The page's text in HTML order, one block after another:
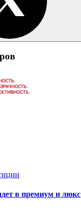
в премиум и люкс